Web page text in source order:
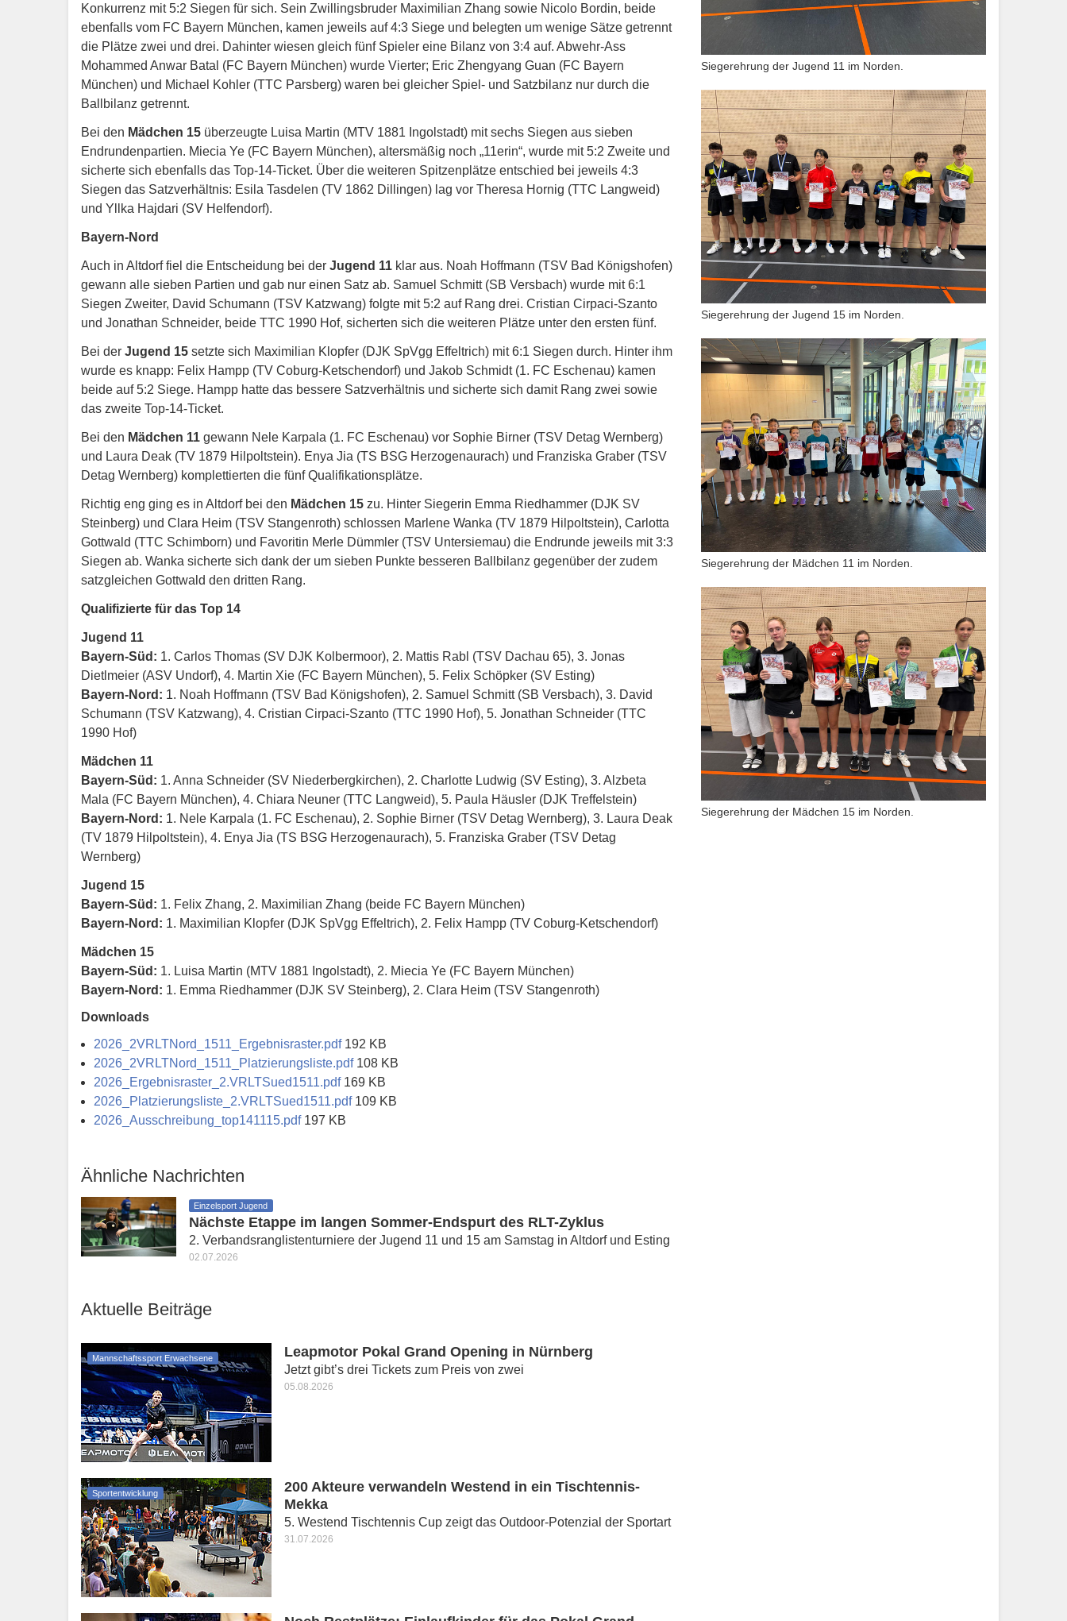
Konkurrenz mit 5:2 Siegen für sich. Sein Zwillingsbruder Maximilian Zhang sowie Nicolo Bordin, beide
ebenfalls vom FC Bayern München, kamen jeweils auf 4:3 Siege und belegten um wenige Sätze getrennt
die Plätze zwei und drei. Dahinter wiesen gleich fünf Spieler eine Bilanz von 3:4 auf. Abwehr-Ass
Mohammed Anwar Batal (FC Bayern München) wurde Vierter; Eric Zhengyang Guan (FC Bayern
München) und Michael Kohler (TTC Parsberg) waren bei gleicher Spiel- und Satzbilanz nur durch die
Ballbilanz getrennt.
Bei den Mädchen 15 überzeugte Luisa Martin (MTV 1881 Ingolstadt) mit sechs Siegen aus sieben
Endrundenpartien. Miecia Ye (FC Bayern München), altersmäßig noch „11erin“, wurde mit 5:2 Zweite und
sicherte sich ebenfalls das Top-14-Ticket. Über die weiteren Spitzenplätze entschied bei jeweils 4:3
Siegen das Satzverhältnis: Esila Tasdelen (TV 1862 Dillingen) lag vor Theresa Hornig (TTC Langweid)
und Yllka Hajdari (SV Helfendorf).
Bayern-Nord
Auch in Altdorf fiel die Entscheidung bei der Jugend 11 klar aus. Noah Hoffmann (TSV Bad Königshofen)
gewann alle sieben Partien und gab nur einen Satz ab. Samuel Schmitt (SB Versbach) wurde mit 6:1
Siegen Zweiter, David Schumann (TSV Katzwang) folgte mit 5:2 auf Rang drei. Cristian Cirpaci-Szanto
und Jonathan Schneider, beide TTC 1990 Hof, sicherten sich die weiteren Plätze unter den ersten fünf.
Bei der Jugend 15 setzte sich Maximilian Klopfer (DJK SpVgg Effeltrich) mit 6:1 Siegen durch. Hinter ihm
wurde es knapp: Felix Hampp (TV Coburg-Ketschendorf) und Jakob Schmidt (1. FC Eschenau) kamen
beide auf 5:2 Siege. Hampp hatte das bessere Satzverhältnis und sicherte sich damit Rang zwei sowie
das zweite Top-14-Ticket.
Bei den Mädchen 11 gewann Nele Karpala (1. FC Eschenau) vor Sophie Birner (TSV Detag Wernberg)
und Laura Deak (TV 1879 Hilpoltstein). Enya Jia (TS BSG Herzogenaurach) und Franziska Graber (TSV
Detag Wernberg) komplettierten die fünf Qualifikationsplätze.
Richtig eng ging es in Altdorf bei den Mädchen 15 zu. Hinter Siegerin Emma Riedhammer (DJK SV
Steinberg) und Clara Heim (TSV Stangenroth) schlossen Marlene Wanka (TV 1879 Hilpoltstein), Carlotta
Gottwald (TTC Schimborn) und Favoritin Merle Dümmler (TSV Untersiemau) die Endrunde jeweils mit 3:3
Siegen ab. Wanka sicherte sich dank der um sieben Punkte besseren Ballbilanz gegenüber der zudem
satzgleichen Gottwald den dritten Rang.
Qualifizierte für das Top 14
Jugend 11
Bayern-Süd: 1. Carlos Thomas (SV DJK Kolbermoor), 2. Mattis Rabl (TSV Dachau 65), 3. Jonas
Dietlmeier (ASV Undorf), 4. Martin Xie (FC Bayern München), 5. Felix Schöpker (SV Esting)
Bayern-Nord: 1. Noah Hoffmann (TSV Bad Königshofen), 2. Samuel Schmitt (SB Versbach), 3. David
Schumann (TSV Katzwang), 4. Cristian Cirpaci-Szanto (TTC 1990 Hof), 5. Jonathan Schneider (TTC
1990 Hof)
Mädchen 11
Bayern-Süd: 1. Anna Schneider (SV Niederbergkirchen), 2. Charlotte Ludwig (SV Esting), 3. Alzbeta
Mala (FC Bayern München), 4. Chiara Neuner (TTC Langweid), 5. Paula Häusler (DJK Treffelstein)
Bayern-Nord: 1. Nele Karpala (1. FC Eschenau), 2. Sophie Birner (TSV Detag Wernberg), 3. Laura Deak
(TV 1879 Hilpoltstein), 4. Enya Jia (TS BSG Herzogenaurach), 5. Franziska Graber (TSV Detag
Wernberg)
Jugend 15
Bayern-Süd: 1. Felix Zhang, 2. Maximilian Zhang (beide FC Bayern München)
Bayern-Nord: 1. Maximilian Klopfer (DJK SpVgg Effeltrich), 2. Felix Hampp (TV Coburg-Ketschendorf)
Mädchen 15
Bayern-Süd: 1. Luisa Martin (MTV 1881 Ingolstadt), 2. Miecia Ye (FC Bayern München)
Bayern-Nord: 1. Emma Riedhammer (DJK SV Steinberg), 2. Clara Heim (TSV Stangenroth)
Downloads
2026_2VRLTNord_1511_Ergebnisraster.pdf 192 KB
2026_2VRLTNord_1511_Platzierungsliste.pdf 108 KB
2026_Ergebnisraster_2.VRLTSued1511.pdf 169 KB
2026_Platzierungsliste_2.VRLTSued1511.pdf 109 KB
2026_Ausschreibung_top141115.pdf 197 KB
Siegerehrung der Jugend 11 im Norden.
Siegerehrung der Jugend 15 im Norden.
Siegerehrung der Mädchen 11 im Norden.
Siegerehrung der Mädchen 15 im Norden.
Ähnliche Nachrichten
Einzelsport Jugend
Nächste Etappe im langen Sommer-Endspurt des RLT-Zyklus
2. Verbandsranglistenturniere der Jugend 11 und 15 am Samstag in Altdorf und Esting
02.07.2026
Aktuelle Beiträge
Mannschaftssport Erwachsene Leapmotor Pokal Grand Opening in Nürnberg
Jetzt gibt’s drei Tickets zum Preis von zwei
05.08.2026
Sportentwicklung
200 Akteure verwandeln Westend in ein Tischtennis-
Mekka
5. Westend Tischtennis Cup zeigt das Outdoor-Potenzial der Sportart
31.07.2026